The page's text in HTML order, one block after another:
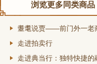
浏览更多同类商品
走进拍卖行